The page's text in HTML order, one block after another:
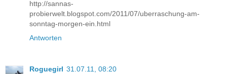
http://sannas-
probierwelt.blogspot.com/2011/07/uberraschung-am-
sonntag-morgen-ein.html
Antworten
Roguegirl 31.07.11, 08:20